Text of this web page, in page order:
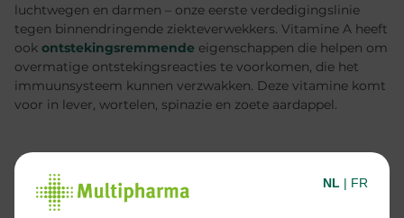
luchtwegen en darmen – onze eerste verdedigingslinie
tegen binnendringende ziekteverwekkers. Vitamine A heeft
ook ontstekingsremmende eigenschappen die helpen om
overmatige ontstekingsreacties te voorkomen, die het
immuunsysteem kunnen verzwakken. Deze vitamine komt
voor in lever, wortelen, spinazie en zoete aardappel.
Vitamine E
Als krachtige antioxidant beschermt
NL | FR